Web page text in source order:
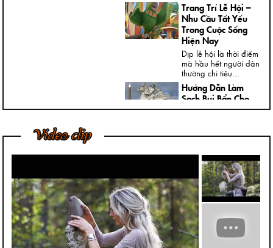
Trang Trí Lễ Hội –
Nhu Cầu Tất Yếu
Trong Cuộc Sống
Hiện Nay
Dịp lễ hội là thời điểm
mà hầu hết người dân
thường chi tiêu...
Hướng Dẫn Làm
Sạch Bụi Bẩn Cho
Tượng Thạch Cao
các...
Bí Quyết Để Tượng
Đá Mỹ Nghệ Luôn
Giữ Được Nước
Bóng Tốt Nhất
Trong điều kiện phát
triển kinh tế, chúng tôi
nhận thấy khách
hàng...
Video clip